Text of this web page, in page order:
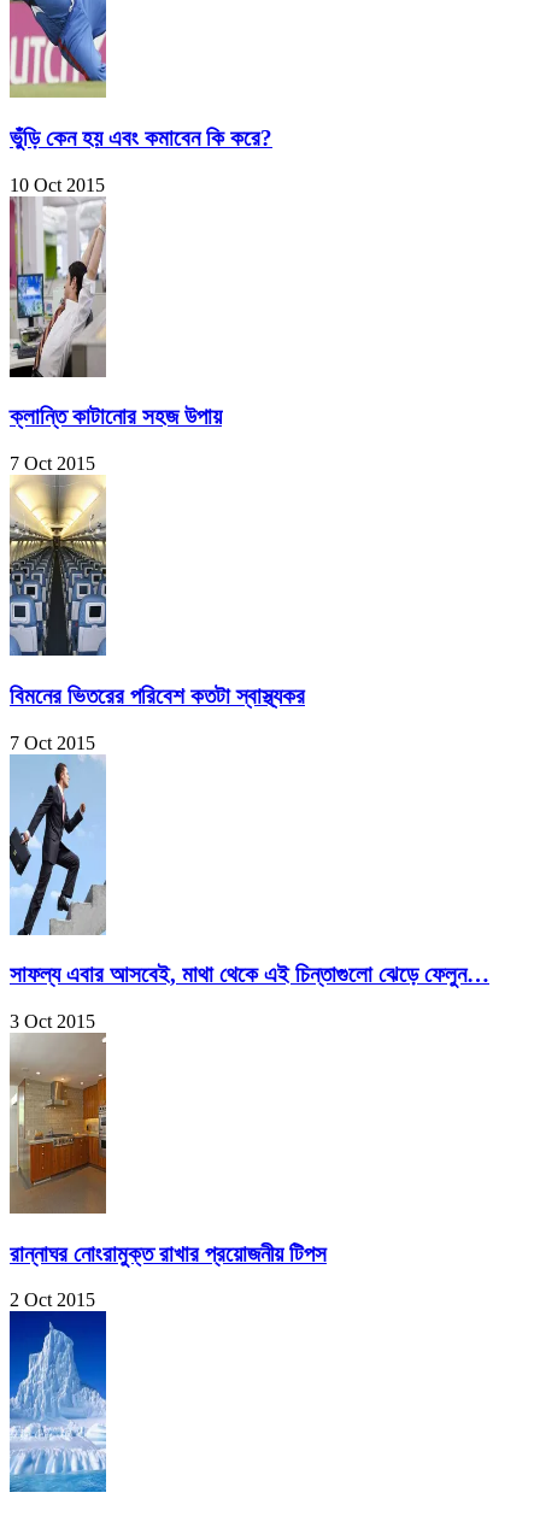
ভুঁড়ি কেন হয় এবং কমাবেন কি করে?
10 Oct 2015
ক্লান্তি কাটানোর সহজ উপায়
7 Oct 2015
বিমনের ভিতরের পরিবেশ কতটা স্বাস্থ্যকর
7 Oct 2015
সাফল্য এবার আসবেই, মাথা থেকে এই চিন্তাগুলো ঝেড়ে ফেলুন…
3 Oct 2015
রান্নাঘর নোংরামুক্ত রাখার প্রয়োজনীয় টিপস
2 Oct 2015